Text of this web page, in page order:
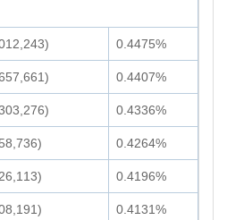
0.4475%
0.4407%
0.4336%
0.4264%
0.4196%
0.4131%